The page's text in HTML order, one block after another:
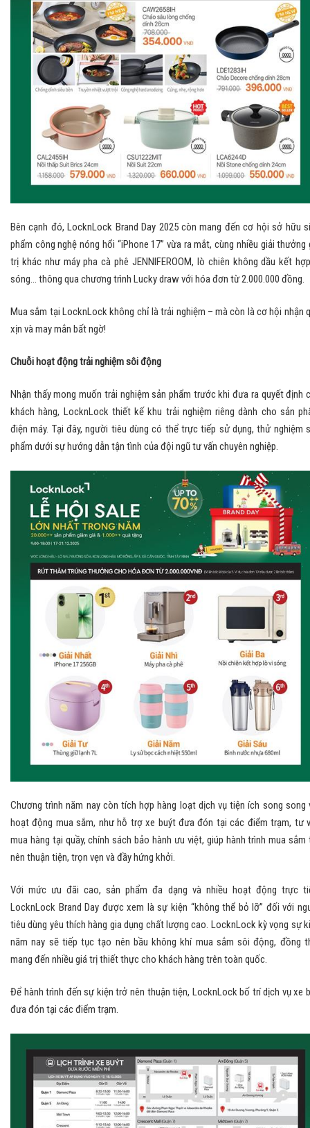
Bên cạnh đó, LocknLock Brand Day 2025 còn mang đến cơ hội sở hữu
phẩm công nghệ nóng hổi “iPhone 17” vừa ra mắt, cùng nhiều giải thưởng
trị khác như máy pha cà phê JENNIFEROOM, lò chiên không dầu kết
sóng… thông qua chương trình Lucky draw với hóa đơn từ 2.000.000 đồng.
Mua sắm tại LocknLock không chỉ là trải nghiệm – mà còn là cơ hội nhận
xịn và may mắn bất ngờ!
Chuỗi hoạt động trải nghiệm sôi động
Nhận thấy mong muốn trải nghiệm sản phẩm trước khi đưa ra quyết định
khách hàng, LocknLock thiết kế khu trải nghiệm riêng dành cho sản
điện máy. Tại đây, người tiêu dùng có thể trực tiếp sử dụng, thử nghiệm
phẩm dưới sự hướng dẫn tận tình của đội ngũ tư vấn chuyên nghiệp.
Chương trình năm nay còn tích hợp hàng loạt dịch vụ tiện ích song song
hoạt động mua sắm, như hỗ trợ xe buýt đưa đón tại các điểm trạm, tư
mua hàng tại quầy, chính sách bảo hành ưu việt, giúp hành trình mua sắm
nên thuận tiện, trọn vẹn và đầy hứng khởi.
Với mức ưu đãi cao, sản phẩm đa dạng và nhiều hoạt động trực
LocknLock Brand Day được xem là sự kiện “không thể bỏ lỡ” đối với
tiêu dùng yêu thích hàng gia dụng chất lượng cao. LocknLock kỳ vọng sự
năm nay sẽ tiếp tục tạo nên bầu không khí mua sắm sôi động, đồng
mang đến nhiều giá trị thiết thực cho khách hàng trên toàn quốc.
Để hành trình đến sự kiện trở nên thuận tiện, LocknLock bố trí dịch vụ xe
đưa đón tại các điểm trạm.